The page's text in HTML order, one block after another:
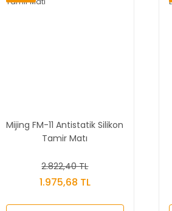
Mijing FM-11 Antistatik Silikon
Tamir Matı
2.822,40 TL
1.975,68 TL